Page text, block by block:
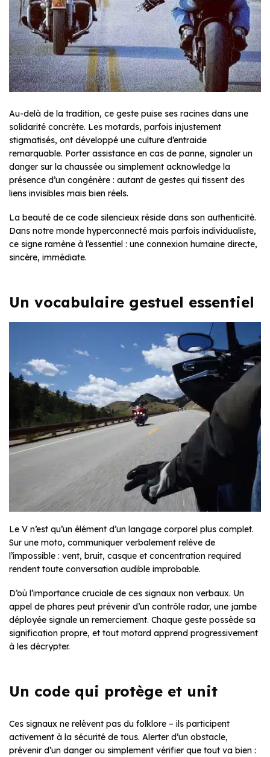
Au-delà de la tradition, ce geste puise ses racines dans une
solidarité concrète. Les motards, parfois injustement
stigmatisés, ont développé une culture d’entraide
remarquable. Porter assistance en cas de panne, signaler un
danger sur la chaussée ou simplement acknowledge la
présence d’un congénère : autant de gestes qui tissent des
liens invisibles mais bien réels.
La beauté de ce code silencieux réside dans son authenticité.
Dans notre monde hyperconnecté mais parfois individualiste,
ce signe ramène à l’essentiel : une connexion humaine directe,
sincère, immédiate.
Un vocabulaire gestuel essentiel
Le V n’est qu’un élément d’un langage corporel plus complet.
Sur une moto, communiquer verbalement relève de
l’impossible : vent, bruit, casque et concentration required
rendent toute conversation audible improbable.
D’où l’importance cruciale de ces signaux non verbaux. Un
appel de phares peut prévenir d’un contrôle radar, une jambe
déployée signale un remerciement. Chaque geste possède sa
signification propre, et tout motard apprend progressivement
à les décrypter.
Un code qui protège et unit
Ces signaux ne relèvent pas du folklore – ils participent
activement à la sécurité de tous. Alerter d’un obstacle,
prévenir d’un danger ou simplement vérifier que tout va bien :